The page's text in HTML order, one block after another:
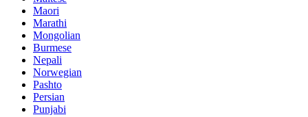
Maori
Marathi
Mongolian
Burmese
Nepali
Norwegian
Pashto
Persian
Punjabi